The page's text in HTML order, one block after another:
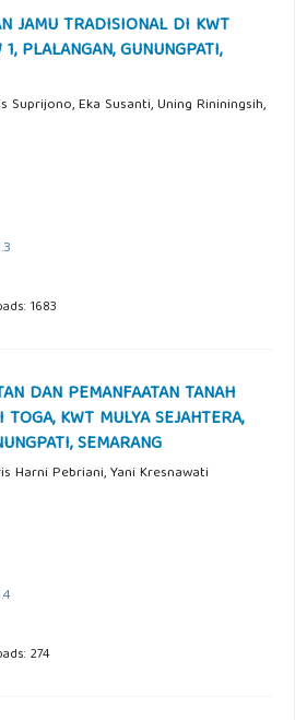
JAMU TRADISIONAL DI KWT
PLALANGAN, GUNUNGPATI,
Suprijono, Eka Susanti, Uning Rininingsih,
1683
DAN PEMANFAATAN TANAH
KWT MULYA SEJAHTERA,
SEMARANG
Harni Pebriani, Yani Kresnawati
274